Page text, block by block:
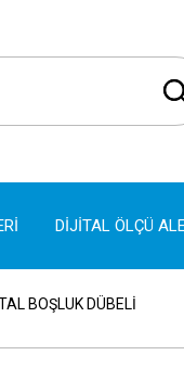
DİJİTAL ÖLÇÜ
BOŞLUK DÜBELİ